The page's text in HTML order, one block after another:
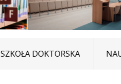
SZKOŁA DOKTORSKA